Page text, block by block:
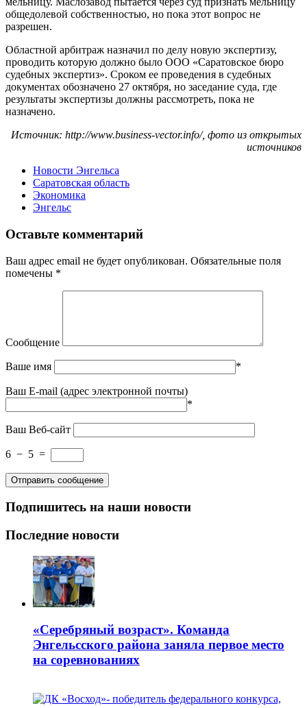
общедолевой собственностью, но пока этот вопрос не
разрешен.
Областной арбитраж назначил по делу новую экспертизу,
проводить которую должно было ООО «Саратовское бюро
судебных экспертиз». Сроком ее проведения в судебных
документах обозначено 27 октября, но заседание суда, где
результаты экспертизы должны рассмотреть, пока не
назначено.
Источник: http://www.business-vector.info/, фото из открытых
источников
Новости Энгельса
Саратовская область
Экономика
Энгельс
Оставьте комментарий
Ваш адрес email не будет опубликован. Обязательные поля
помечены *
Сообщение
Ваше имя *
Ваш E-mail (адрес электронной почты)
*
Ваш Веб-сайт
6 − 5 =
Подпишитесь на наши новости
Последние новости
«Серебряный возраст». Команда
Энгельсского района заняла первое место
на соревнованиях